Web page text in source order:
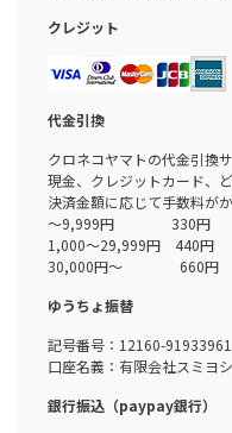
クレジット
代金引換
クロネコヤマトの代金引換サ
現金、クレジットカード、
決済金額に応じて手数料がか
～9,999円 330円
1,000～29,999円 440円
30,000円～ 660円
ゆうちょ振替
記号番号：12160-91933961
口座名義：有限会社スミヨシ
銀行振込（paypay銀行）